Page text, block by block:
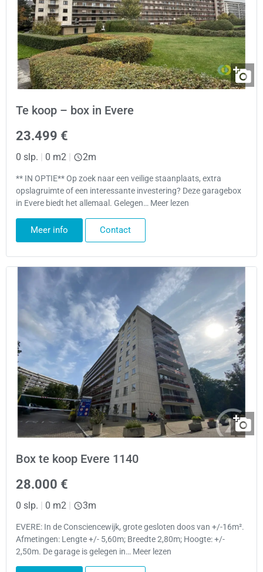
Te koop – box in Evere
23.499 €
0 slp. | 0 m2 | 2m
** IN OPTIE** Op zoek naar een veilige staanplaats, extra
opslagruimte of een interessante investering? Deze garagebox
in Evere biedt het allemaal. Gelegen… Meer lezen
Meer info Contact
Box te koop Evere 1140
28.000 €
0 slp. | 0 m2 | 3m
EVERE: In de Consciencewijk, grote gesloten doos van +/-16m².
Afmetingen: Lengte +/- 5,60m; Breedte 2,80m; Hoogte: +/-
2,50m. De garage is gelegen in… Meer lezen